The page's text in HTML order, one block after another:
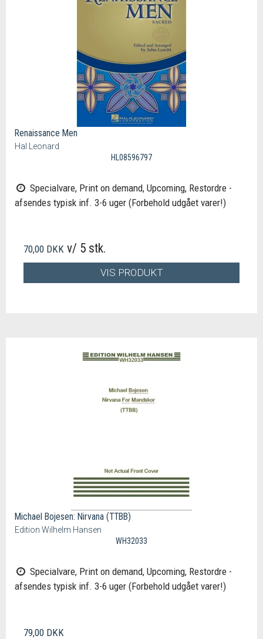
Renaissance Men
Hal Leonard
HL08596797
Specialvare, Print on demand, Upcoming, Restordre -
afsendes typisk inf. 3-6 uger (Forbehold udgået varer!)
70,00 DKK v/ 5 stk.
VIS PRODUKT
Michael Bojesen: Nirvana (TTBB)
Edition Wilhelm Hansen
WH32033
Specialvare, Print on demand, Upcoming, Restordre -
afsendes typisk inf. 3-6 uger (Forbehold udgået varer!)
79,00 DKK